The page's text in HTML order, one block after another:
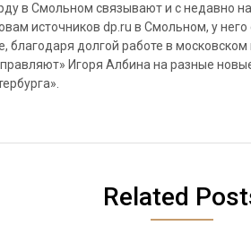
в Смольном связывают и с недавно
источников dp.ru в Смольном, у
благодаря долгой работе в
Игоря Албина на разные
Related